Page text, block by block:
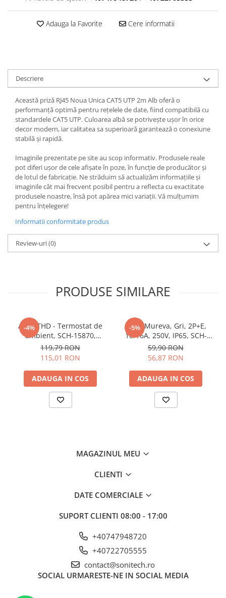
Paratrăsnete ESE — PDA Integrat
Electric
Piese de adaptare
Prize, întrerupătoare, detectoare
de mișcare și accesorii
Altele
Butoane
Cadre de montaj aparent
Detectoare de mișcare
Doze
Obturatoare
Prelungitoare, Stechere, Accesorii
Prize
Prize multimedia
Prize și fișe industriale
Suporturi de fixare
Variator de tensiune
diferențiale și descărcătoare
Întrerupătoare automate și
Contactoare
Adauga la Favorite Cere informatii
Descriere
Această priză RJ45 Noua Unica CAT5 UTP 2m Alb oferă o
performanță optimă pentru rețelele de date, fiind compatibilă cu
standardele CAT5 UTP. Culoarea albă se potrivește ușor în orice
decor modern, iar calitatea sa superioară garantează o conexiune
stabilă și rapidă.
Imaginile prezentate pe site au scop informativ. Produsele reale
pot diferi ușor de cele afișate în poze, în funcție de producător și
de lotul de fabricație. Ne străduim să actualizăm informațiile și
imaginile cât mai frecvent posibil pentru a reflecta cu exactitate
produsele noastre, însă pot apărea mici variații. Vă mulțumim
pentru înțelegere!
Informatii conformitate produs
Review-uri(0)
PRODUSE SIMILARE
-4%
Acti9 THD - Termostat de
ambient, SCH-15870,
Schneider Electric -
Schneider
119,79 RON
115,01 RON
ADAUGA IN COS
-5%
Priza Mureva, Gri, 2P+E,
10/16A, 250V, IP65, SCH-
81141, Schneider Electric -
Schneider
59,90 RON
56,87 RON
ADAUGA IN COS
MAGAZINUL MEU
CLIENTI
DATE COMERCIALE
SUPORT CLIENTI 08:00 - 17:00
+40747948720
+40722705555
contact@sonitech.ro
SOCIAL URMARESTE-NE IN SOCIAL MEDIA